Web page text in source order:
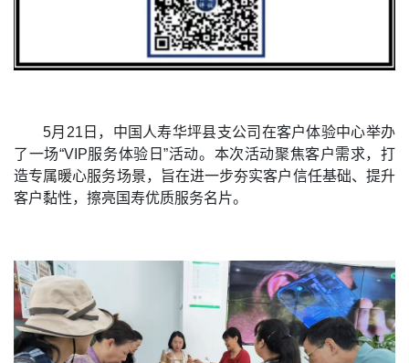
5月21日，中国人寿华坪县支公司在客户体验中心举办
了一场“VIP服务体验日”活动。本次活动聚焦客户需求，打
造专属暖心服务场景，旨在进一步夯实客户信任基础、提升
客户黏性，擦亮国寿优质服务名片。